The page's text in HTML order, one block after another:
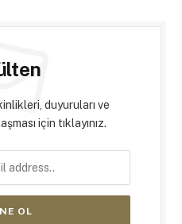
duyuruları ve
için tıklayınız.